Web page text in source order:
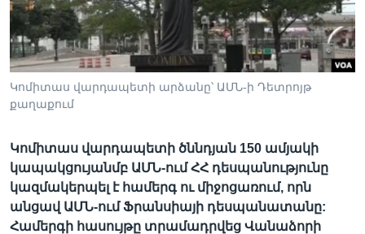
Լեզուներ
Կոմիտաս վարդապետի արձանը՝ ԱՄՆ-ի Դետրոյթ
քաղաքում
Կոմիտաս վարդապետի ծննդյան 150 ամյակի
կապակցույանմբ ԱՄՆ-ում ՀՀ դեսպանությունը
կազմակերպել է համերգ ու միջոցառում, որն
անցավ ԱՄՆ-ում Ֆրանսիայի դեսպանատանը:
Համերգի հասույթը տրամադրվեց Վանաձորի